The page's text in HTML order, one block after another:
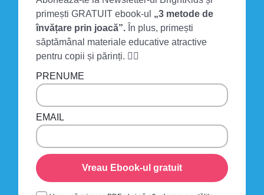
primești GRATUIT ebook-ul „3 metode de
învățare prin joacă”. În plus, primești
săptămânal materiale educative atractive
pentru copii și părinți. 👍🏻
PRENUME
EMAIL
Vreau Ebook-ul gratuit